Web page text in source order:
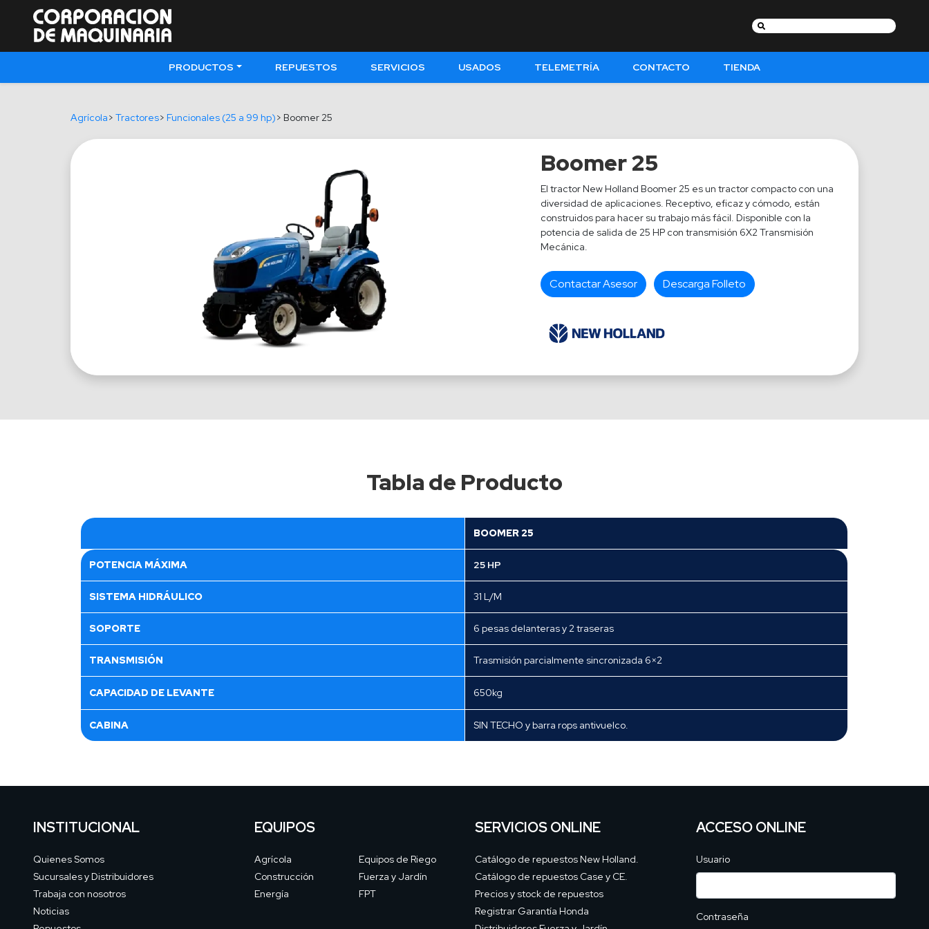
Buscar:
PRODUCTOS REPUESTOS SERVICIOS USADOS TELEMETRÍA CONTACTO TIENDA
Agrícola> Tractores> Funcionales (25 a 99 hp)> Boomer 25
Boomer 25
El tractor New Holland Boomer 25 es un tractor compacto con una
diversidad de aplicaciones. Receptivo, eficaz y cómodo, están
construidos para hacer su trabajo más fácil. Disponible con la
potencia de salida de 25 HP con transmisión 6X2 Transmisión
Mecánica.
Contactar Asesor Descarga Folleto
Tabla de Producto
BOOMER 25
POTENCIA MÁXIMA 25 HP
SISTEMA HIDRÁULICO 31 L/M
SOPORTE 6 pesas delanteras y 2 traseras
TRANSMISIÓN Trasmisión parcialmente sincronizada 6×2
CAPACIDAD DE LEVANTE 650kg
CABINA SIN TECHO y barra rops antivuelco.
INSTITUCIONAL
Quienes Somos
Sucursales y Distribuidores
Trabaja con nosotros
Noticias
EQUIPOS
Agrícola
Construcción
Energía
Equipos de Riego
Fuerza y Jardín
FPT
SERVICIOS ONLINE
Catálogo de repuestos New Holland.
Catálogo de repuestos Case y CE.
Precios y stock de repuestos
Registrar Garantía Honda
ACCESO ONLINE
Usuario
Contraseña